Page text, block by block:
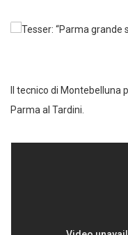
Il tecnico di Montebelluna
Parma al Tardini.